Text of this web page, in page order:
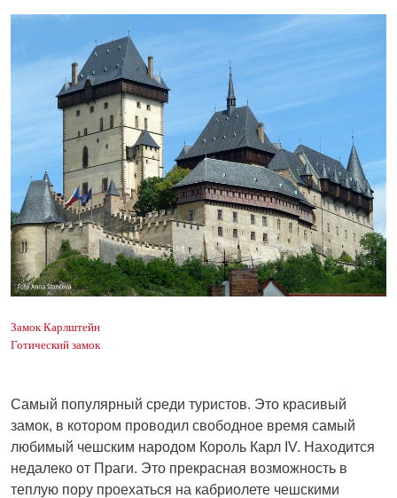
Замок Карлштейн
Готический замок
Самый популярный среди туристов. Это красивый
замок, в котором проводил свободное время самый
любимый чешским народом Король Карл IV. Находится
недалеко от Праги. Это прекрасная возможность в
теплую пору проехаться на кабриолете чешскими